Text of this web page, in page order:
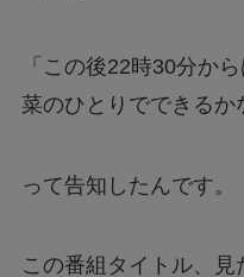
「この後22時30分か
菜のひとりでできるか
って告知したんです。
この番組タイトル、